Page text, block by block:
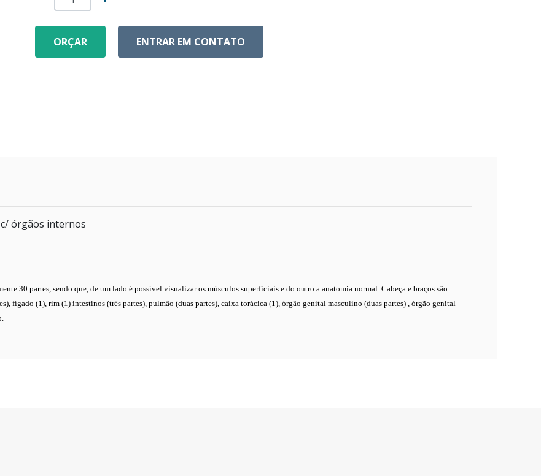
ORÇAR ENTRAR EM CONTATO
órgãos internos
30 partes, sendo que, de um lado é possível visualizar os músculos superficiais e do outro a anatomia normal. Cabeça e braços são
fígado (1), rim (1) intestinos (três partes), pulmão (duas partes), caixa torácica (1), órgão genital masculino (duas partes) , órgão genital